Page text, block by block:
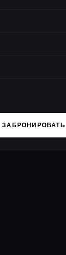
ЗАБРОНИРОВАТЬ